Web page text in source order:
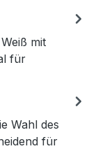
mit
für
Wahl des
für